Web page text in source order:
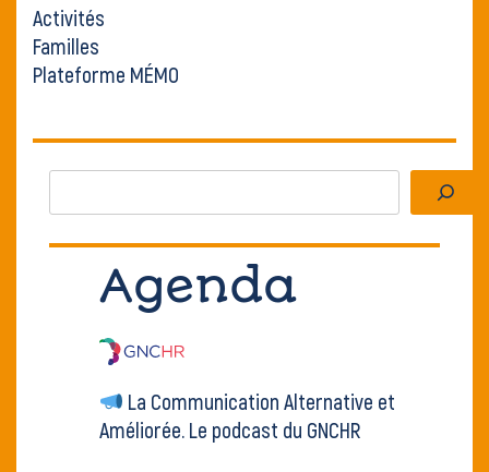
Activités
Familles
Plateforme MÉMO
Agenda
La Communication Alternative et
Améliorée. Le podcast du GNCHR